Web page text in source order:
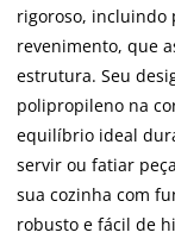
rigoroso, incluindo
revenimento, que
estrutura. Seu
polipropileno na
equilíbrio ideal
servir ou fatiar
sua cozinha com
robusto e fácil de